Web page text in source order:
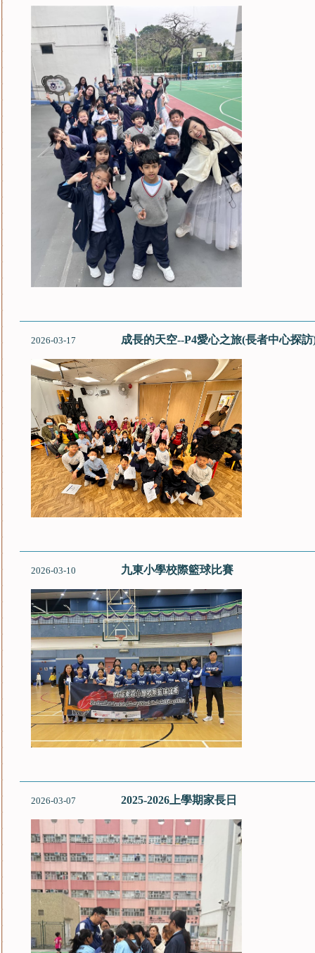
2026-03-17 成長的天空--P4愛心之旅(長者中心探訪
2026-03-10 九東小學校際籃球比賽
2026-03-07 2025-2026上學期家長日